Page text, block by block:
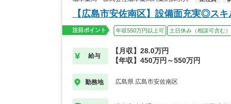
【広島市安佐南区】設備面充実◎ス
注目ポイント 年収550万円以上可 土日休み（相談可含む）
給与
【月収】28.0万円
【年収】450万円～550万円
勤務地 広島県 広島市安佐南区